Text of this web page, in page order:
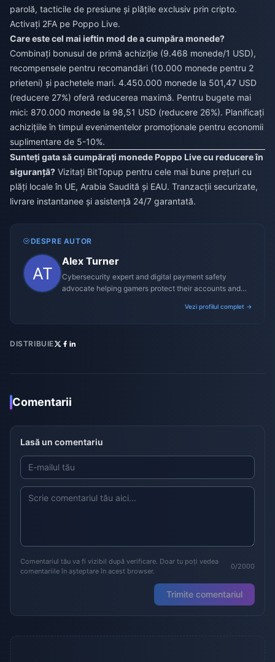
parolă, tacticile de presiune și plățile exclusiv prin cripto.
Activați 2FA pe Poppo Live.
Care este cel mai ieftin mod de a cumpăra monede?
Combinați bonusul de primă achiziție (9.468 monede/1 USD),
recompensele pentru recomandări (10.000 monede pentru 2
prieteni) și pachetele mari. 4.450.000 monede la 501,47 USD
(reducere 27%) oferă reducerea maximă. Pentru bugete mai
mici: 870.000 monede la 98,51 USD (reducere 26%). Planificați
achizițiile în timpul evenimentelor promoționale pentru economii
suplimentare de 5-10%.
Sunteți gata să cumpărați monede Poppo Live cu reducere în
siguranță? Vizitați BitTopup pentru cele mai bune prețuri cu
plăți locale în UE, Arabia Saudită și EAU. Tranzacții securizate,
livrare instantanee și asistență 24/7 garantată.
DESPRE AUTOR
Alex Turner
Cybersecurity expert and digital payment safety
advocate helping gamers protect their accounts and
Vezi profilul complet →
DISTRIBUIE
Comentarii
Lasă un comentariu
Comentariul tău va fi vizibil după verificare. Doar tu poți vedea
comentariile în așteptare în acest browser.
0/2000
Trimite comentariul